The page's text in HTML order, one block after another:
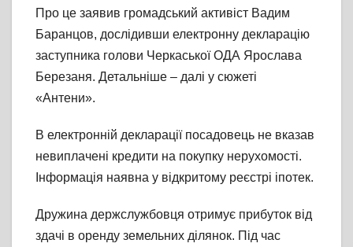
Про це заявив громадський активіст Вадим
Баранцов, дослідивши електронну декларацію
заступника голови Черкаської ОДА Ярослава
Березаня. Детальніше – далі у сюжеті
«Антени».
В електронній декларації посадовець не вказав
невиплачені кредити на покупку нерухомості.
Інформація наявна у відкритому реєстрі іпотек.
Дружина держслужбовця отримує прибуток від
здачі в оренду земельних ділянок. Під час